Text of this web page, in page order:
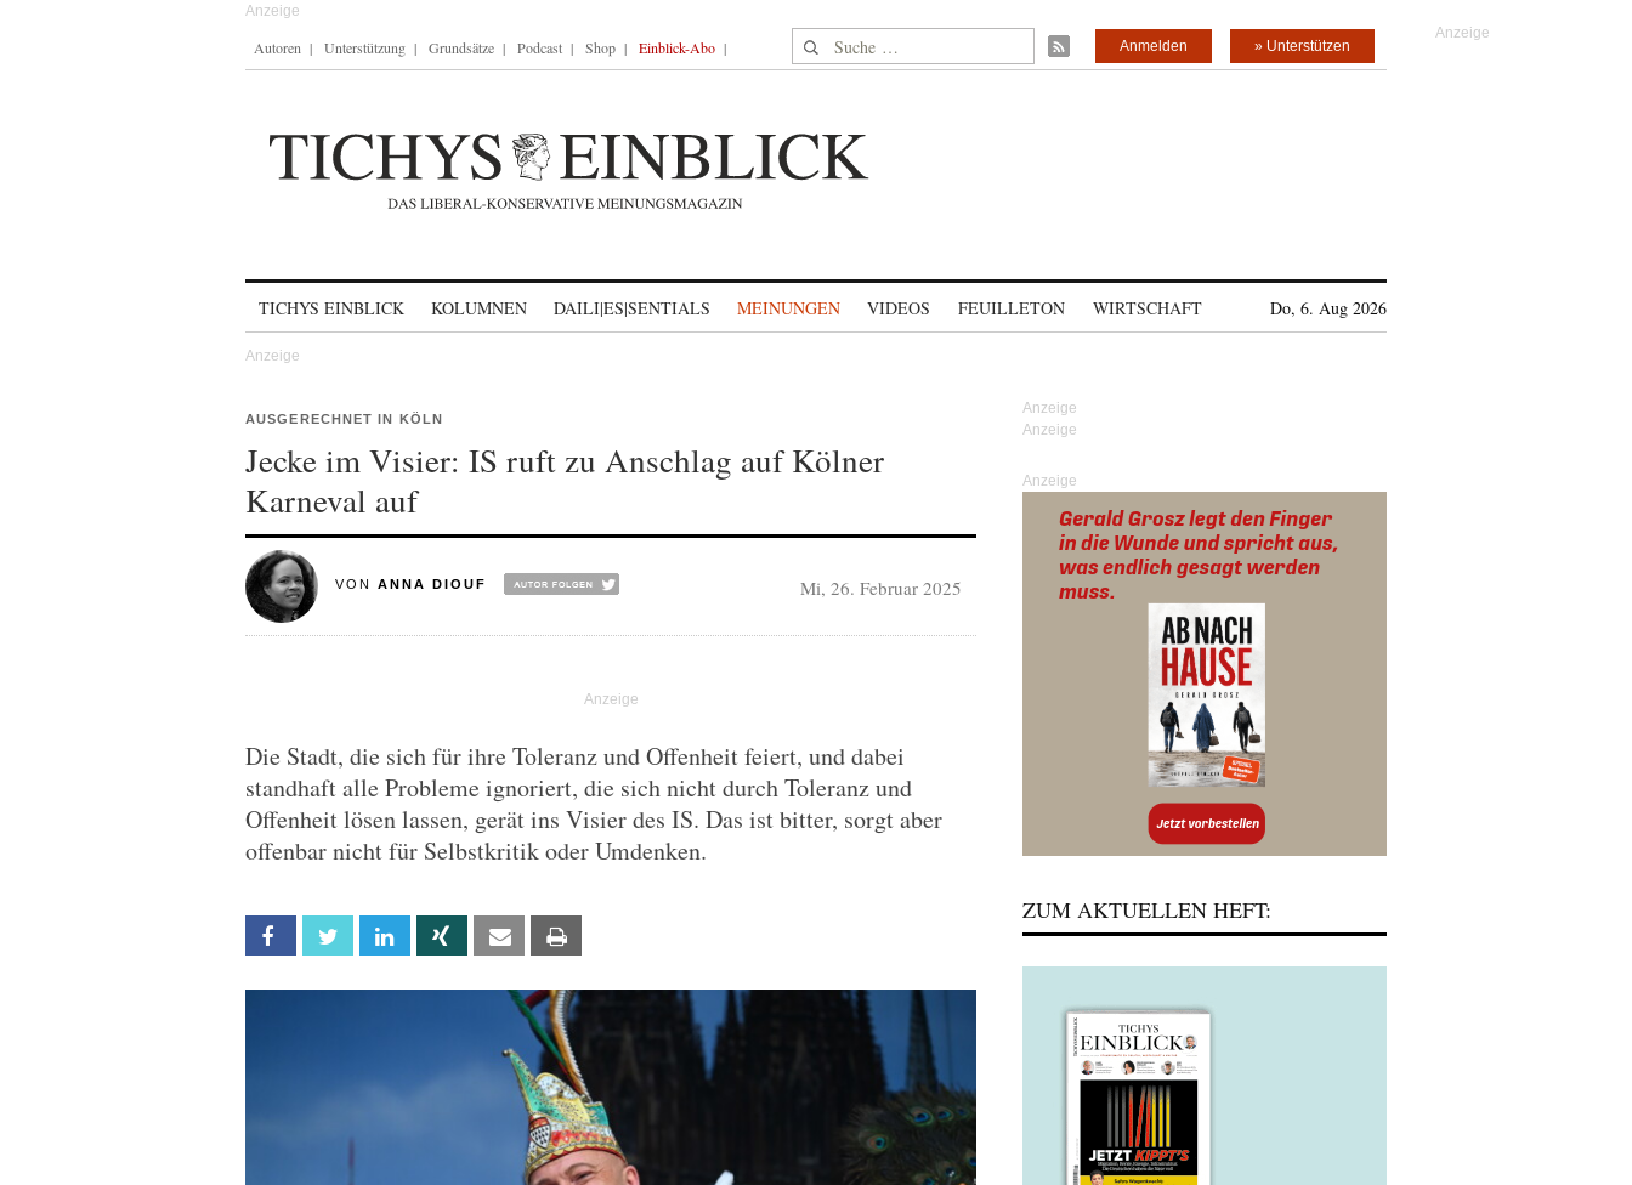
Autoren Unterstützung Grundsätze Podcast Shop Einblick-Abo Suche nach: » Unterstützen
Anmelden
TICHYS EINBLICK KOLUMNEN DAILI|ES|SENTIALS MEINUNGEN VIDEOS FEUILLETON WIRTSCHAFT Do, 6. Aug 2026
AUSGERECHNET IN KÖLN
Jecke im Visier: IS ruft zu Anschlag auf Kölner
Karneval auf
VON ANNA DIOUF Mi, 26. Februar 2025
Die Stadt, die sich für ihre Toleranz und Offenheit feiert, und dabei
standhaft alle Probleme ignoriert, die sich nicht durch Toleranz und
Offenheit lösen lassen, gerät ins Visier des IS. Das ist bitter, sorgt aber
offenbar nicht für Selbstkritik oder Umdenken.
Facebook Twitter Linkedin Xing Email
Anzeige
ZUM AKTUELLEN HEFT: